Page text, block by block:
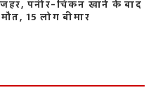
जहर, पनीर-चिकन खाने के बाद
15 लोग बीमार